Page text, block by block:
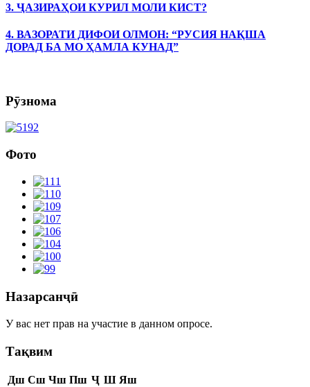
3. ҶАЗИРАҲОИ КУРИЛ МОЛИ КИСТ?
4. ВАЗОРАТИ ДИФОИ ОЛМОН: “РУСИЯ НАҚША
ДОРАД БА МО ҲАМЛА КУНАД”
Рӯзнома
Фото
Назарсанҷӣ
У вас нет прав на участие в данном опросе.
Тақвим
Дш Сш Чш Пш Ҷ Ш Яш